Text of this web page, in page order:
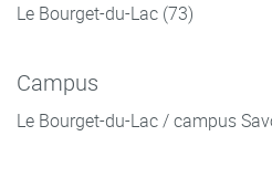
Le Bourget-du-Lac (73)
Campus
Le Bourget-du-Lac / campus